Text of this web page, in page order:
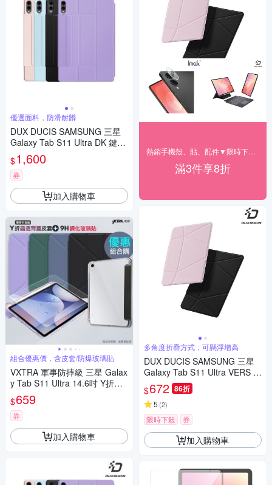
優選面料，防滑耐髒
DUX DUCIS SAMSUNG 三星
Galaxy Tab S11 Ultra DK 鍵盤
(搭配YK平板皮套)(福利品)
$1,600
券
加入購物車
組合優惠價，含皮套/防爆玻璃貼
VXTRA 軍事防摔級 三星 Galax
y Tab S11 Ultra 14.6吋 Y折晶
透背蓋立架皮套+9H玻璃貼(合
購價)
$659
券
加入購物車
滿3件享8折
多角度折疊方式，可懸浮增高
DUX DUCIS SAMSUNG 三星
Galaxy Tab S11 Ultra VERS 筆
槽防摔皮套
$672 86折
5 (2)
限時下殺 券
加入購物車